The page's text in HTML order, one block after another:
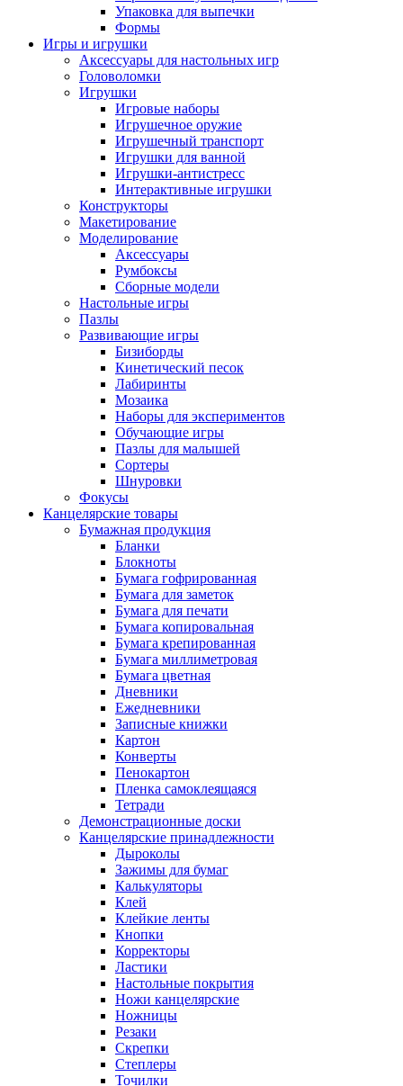
Упаковка для выпечки
Формы
Игры и игрушки
Аксессуары для настольных игр
Головоломки
Игрушки
Игровые наборы
Игрушечное оружие
Игрушечный транспорт
Игрушки для ванной
Игрушки-антистресс
Интерактивные игрушки
Конструкторы
Макетирование
Моделирование
Аксессуары
Румбоксы
Сборные модели
Настольные игры
Пазлы
Развивающие игры
Бизиборды
Кинетический песок
Лабиринты
Мозаика
Наборы для экспериментов
Обучающие игры
Пазлы для малышей
Сортеры
Шнуровки
Фокусы
Канцелярские товары
Бумажная продукция
Бланки
Блокноты
Бумага гофрированная
Бумага для заметок
Бумага для печати
Бумага копировальная
Бумага крепированная
Бумага миллиметровая
Бумага цветная
Дневники
Ежедневники
Записные книжки
Картон
Конверты
Пенокартон
Пленка самоклеящаяся
Тетради
Демонстрационные доски
Канцелярские принадлежности
Дыроколы
Зажимы для бумаг
Калькуляторы
Клей
Клейкие ленты
Кнопки
Корректоры
Ластики
Настольные покрытия
Ножи канцелярские
Ножницы
Резаки
Скрепки
Степлеры
Точилки